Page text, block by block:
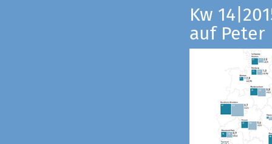
Kw
auf Peter